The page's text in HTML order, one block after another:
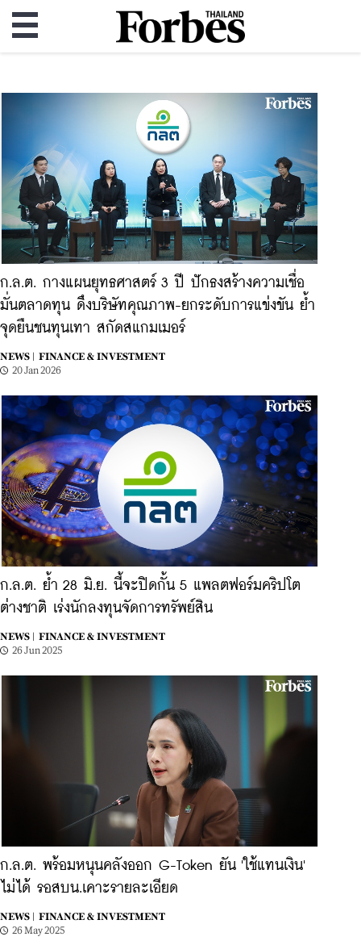
ก.ล.ต. กางแผนยุทธศาสตร์ 3 ปี ปักธงสร้างความเชื่อ
มั่นตลาดทุน ดึงบริษัทคุณภาพ-ยกระดับการแข่งขัน ย้ำ
จุดยืนชนทุนเทา สกัดสแกมเมอร์
NEWS |
FINANCE & INVESTMENT
20 Jan 2026
ก.ล.ต. ย้ำ 28 มิ.ย. นี้จะปิดกั้น 5 แพลตฟอร์มคริปโต
ต่างชาติ เร่งนักลงทุนจัดการทรัพย์สิน
NEWS |
FINANCE & INVESTMENT
26 Jun 2025
ก.ล.ต. พร้อมหนุนคลังออก G-Token ยัน 'ใช้แทนเงิน'
ไม่ได้ รอสบน.เคาะรายละเอียด
NEWS |
FINANCE & INVESTMENT
26 May 2025